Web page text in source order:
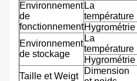
Environnement
de
fonctionnement
La
température
Hygrométrie
Environnement
de stockage
La
température
Hygrométrie
Taille et Weigt
Dimension